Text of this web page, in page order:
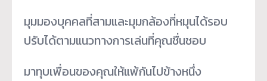
มุมมองบุคคลที่สามและมุมกล้องที่หมุนได้รอบ
ปรับได้ตามแนวทางการเล่นที่คุณชื่นชอบ
มาทุบเพื่อนของคุณให้แพ้กันไปข้างหนึ่ง